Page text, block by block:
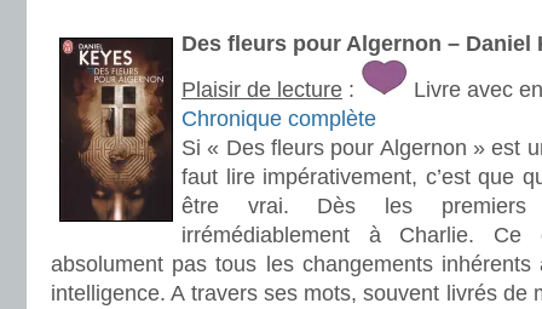
Des fleurs pour Algernon – Daniel
Plaisir de lecture :
Livre avec
Chronique complète
Si « Des fleurs pour Algernon » est
faut lire impérativement, c’est que
être vrai. Dès les premiers
irrémédiablement à Charlie. Ce
absolument pas tous les changements
intelligence. A travers ses mots, souvent livrés de